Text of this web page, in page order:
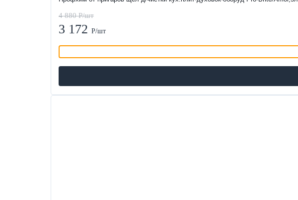
4 880 Р/шт
3 172 Р/шт